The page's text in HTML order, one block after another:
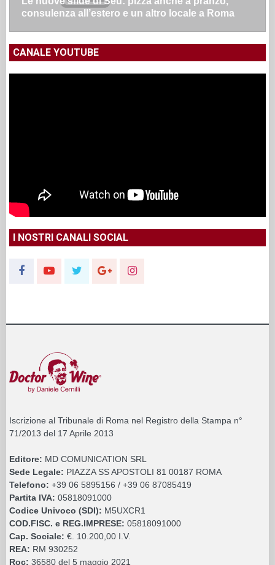
consulenza all’estero e un altro locale a Roma
CANALE YOUTUBE
I NOSTRI CANALI SOCIAL
Iscrizione al Tribunale di Roma nel Registro della Stampa n°
71/2013 del 17 Aprile 2013
Editore: MD COMUNICATION SRL
Sede Legale: PIAZZA SS APOSTOLI 81 00187 ROMA
Telefono: +39 06 5895156 / +39 06 87085419
Partita IVA: 05818091000
Codice Univoco (SDI): M5UXCR1
COD.FISC. e REG.IMPRESE: 05818091000
Cap. Sociale: €. 10.200,00 I.V.
REA: RM 930252
Roc: 36580 del 5 maggio 2021